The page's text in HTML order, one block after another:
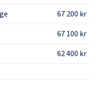
67 200 kr
67 100 kr
62 400 kr